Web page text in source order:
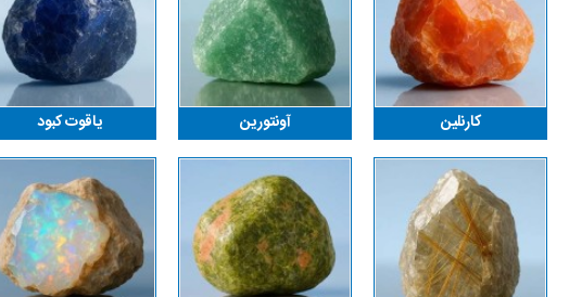
کارنلین آونتورین یاقوت کبود